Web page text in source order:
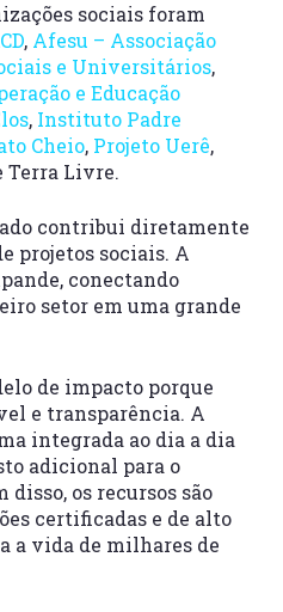
sociais foram
, Afesu – Associação
e Universitários,
e Educação
, Instituto Padre
Cheio, Projeto Uerê,
Terra Livre.
contribui diretamente
projetos sociais. A
conectando
setor em uma grande
de impacto porque
e transparência. A
integrada ao dia a dia
adicional para o
os recursos são
certificadas e de alto
a vida de milhares de